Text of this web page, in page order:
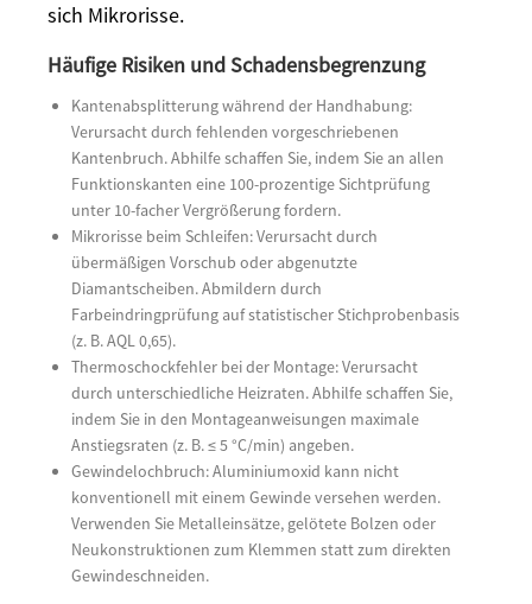
sich Mikrorisse.
Häufige Risiken und Schadensbegrenzung
Kantenabsplitterung während der Handhabung:
Verursacht durch fehlenden vorgeschriebenen
Kantenbruch. Abhilfe schaffen Sie, indem Sie an allen
Funktionskanten eine 100-prozentige Sichtprüfung
unter 10-facher Vergrößerung fordern.
Mikrorisse beim Schleifen: Verursacht durch
übermäßigen Vorschub oder abgenutzte
Diamantscheiben. Abmildern durch
Farbeindringprüfung auf statistischer Stichprobenbasis
(z. B. AQL 0,65).
Thermoschockfehler bei der Montage: Verursacht
durch unterschiedliche Heizraten. Abhilfe schaffen Sie,
indem Sie in den Montageanweisungen maximale
Anstiegsraten (z. B. ≤ 5 °C/min) angeben.
Gewindelochbruch: Aluminiumoxid kann nicht
konventionell mit einem Gewinde versehen werden.
Verwenden Sie Metalleinsätze, gelötete Bolzen oder
Neukonstruktionen zum Klemmen statt zum direkten
Gewindeschneiden.